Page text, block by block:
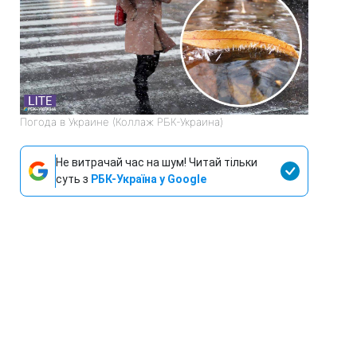
Погода в Украине (Коллаж РБК-Украина)
Не витрачай час на шум! Читай тільки
суть з РБК-Україна у Google